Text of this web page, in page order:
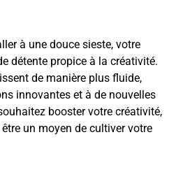
à une douce sieste, votre
détente propice à la créativité.
de manière plus fluide,
innovantes et à de nouvelles
booster votre créativité,
un moyen de cultiver votre